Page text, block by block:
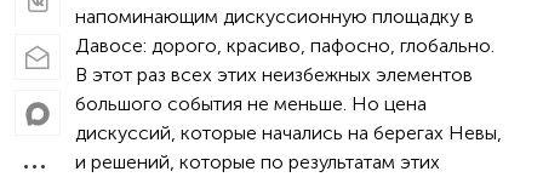
напоминающим дискуссионную площадку в
Давосе: дорого, красиво, пафосно, глобально.
В этот раз всех этих неизбежных элементов
большого события не меньше. Но цена
дискуссий, которые начались на берегах Невы,
и решений, которые по результатам этих